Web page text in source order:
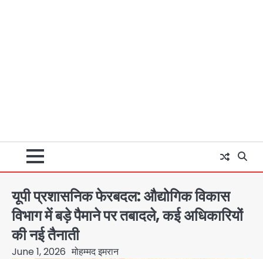
यूपी प्रशासनिक फेरबदल: औद्योगिक विकास
विभाग में बड़े पैमाने पर तबादले, कई अधिकारियों
की नई तैनाती
June 1, 2026 मोहम्मद इमरान